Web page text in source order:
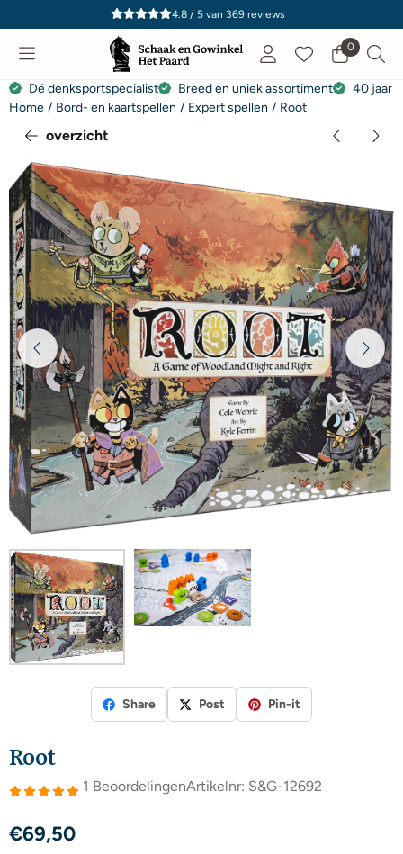
Cookievoorkeuren zijn momenteel gesloten.
4.8 / 5van 369reviews
0
Dé denksportspecialist Breed en uniek assortiment
40 jaar
Home / Bord- en kaartspellen / Expert spellen / Root
overzicht
Share Post Pin-it
Root
1 BeoordelingenArtikelnr: S&G-12692
€69,50